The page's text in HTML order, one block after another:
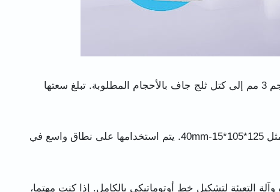
آلة ضغط الثلج الجاف من شوليلي هي لضغط حبيبات الثلج الجاف بحجم 3 مم إلى كتل ثلج جاف بالأحجام المطلوبة. تبلغ سعتها
إن كتل الثلج الجاف المصنوعة بواسطة هذه الآلة لها أحجام مختلفة، مثل 125*105*15-40mm. يتم استخدامها على نطاق واسع في
التعبئة لتشكيل خط أوتوماتيكي بالكامل. إذا كنت مهتما،